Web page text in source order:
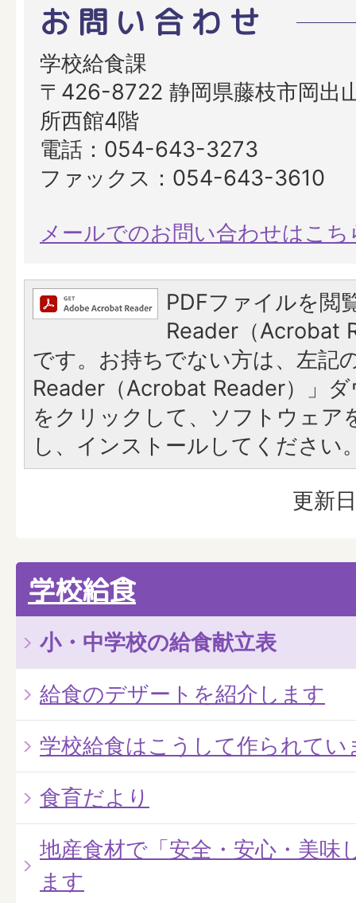
お問い合わせ
学校給食課
〒426-8722 静岡県藤枝市岡出
所西館4階
電話：054-643-3273
ファックス：054-643-3610
メールでのお問い合わせはこち
PDFファイルを閲
Reader（Acrobat
です。お持ちでない方は、左記
Reader（Acrobat Reader）」
をクリックして、ソフトウェア
し、インストールしてください
更新
学校給食
小・中学校の給食献立表
給食のデザートを紹介します
学校給食はこうして作られてい
食育だより
地産食材で「安全・安心・美味
ます